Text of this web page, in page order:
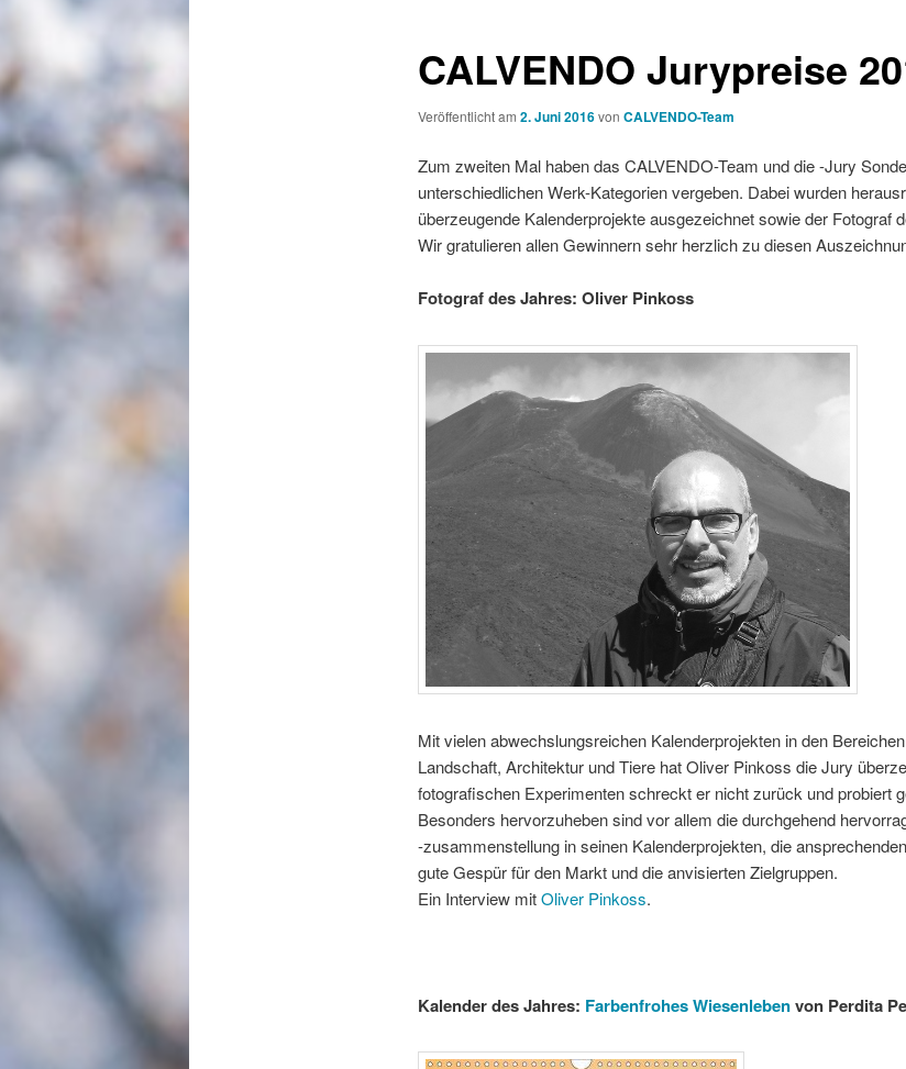
CALVENDO Jurypreise
Veröffentlicht am 2. Juni 2016von CALVENDO-Team
Zum zweiten Mal haben das CALVENDO-Team und die -Jury
unterschiedlichen Werk-Kategorien vergeben. Dabei wurden
überzeugende Kalenderprojekte ausgezeichnet sowie der Fotograf
Wir gratulieren allen Gewinnern sehr herzlich zu diesen
Fotograf des Jahres: Oliver Pinkoss
Mit vielen abwechslungsreichen Kalenderprojekten in den
Landschaft, Architektur und Tiere hat Oliver Pinkoss die Jury
fotografischen Experimenten schreckt er nicht zurück und probiert
Besonders hervorzuheben sind vor allem die durchgehend
-zusammenstellung in seinen Kalenderprojekten, die
gute Gespür für den Markt und die anvisierten Zielgruppen.
Ein Interview mitOliver Pinkoss.
Kalender des Jahres: Farbenfrohes Wiesenlebenvon Perdita